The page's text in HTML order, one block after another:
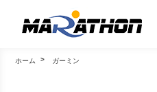
ホーム ガーミン